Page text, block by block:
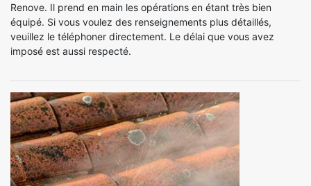
Renove. Il prend en main les opérations en étant très bien
équipé. Si vous voulez des renseignements plus détaillés,
veuillez le téléphoner directement. Le délai que vous avez
imposé est aussi respecté.